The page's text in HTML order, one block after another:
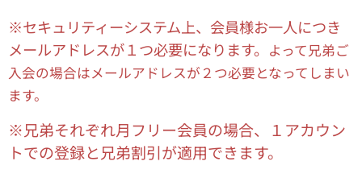
※セキュリティーシステム上、会員様お一人につき
メールアドレスが１つ必要になります。 よって兄弟ご
入会の場合はメールアドレスが２つ必要となってしまい
ます。
※兄弟それぞれ月フリー会員の場合、１アカウン
トでの登録と兄弟割引が適用できます。